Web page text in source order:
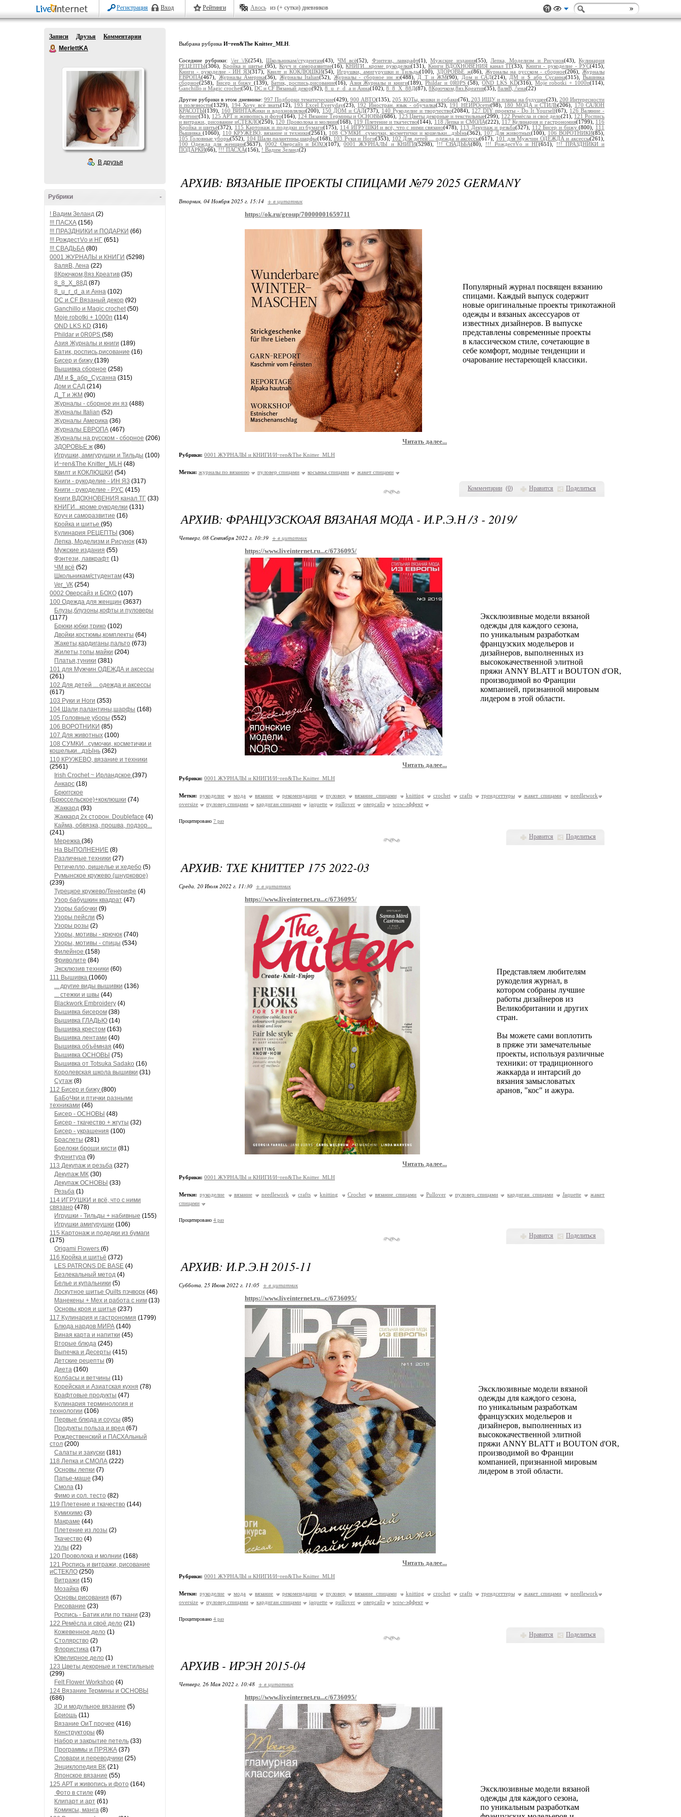
Регистрация Вход Рейтинги Авось из (+ сутки) дневников
Записи Друзья
Комментарии
MerlettKA
В друзья
-
Рубрики
! Вадим Зеланд (2)
!!! ПАСХА (156)
!!! ПРАЗДНИКИ и ПОДАРКИ (66)
!!! РождестVо и НГ (651)
!!! СВАДЬБА (80)
0001 ЖУРНАЛЫ и КНИГИ (5298)
8аляB, /\ена (22)
8Крючком,8яз.Креатив (35)
8_8_Х_88Д (87)
8_u_г_d_a и Анна (102)
DC и CF Вязаный декор (92)
Ganchillo и Magic crochet(50)
Moje robotki + 1000п (114)
OND LKS KD (316)
Phildar и 0R0PS (58)
Азия Журналы и книги (189)
Батик, роспись,рисование (16)
Бисер и бижу (139)
Вышивка сборное (258)
ДМ и $_абр_Сусанна (315)
Дом и САД (214)
Д_Т и ЖМ (90)
Журналы - сборное ин яз (488)
Журналы Italian (52)
Журналы Америка (36)
Журналы ЕВРОПА (467)
Журналы на русском - сборное (206)
ЗДОРОВЬЕ ж (86)
Игрушки, амигурушки и Тильды (100)
И~ren&The Knitter_MLH (48)
Квилт и КОКЛЮШКИ (54)
Книги - рукоделие - ИН ЯЗ (317)
Книги - рукоделие - РУС (415)
Книги ВДОХНОВЕНИЯ канал ТГ (33)
КНИГИ...кроме рукоделки (131)
Коуч и саморазвитие (16)
Кройка и шитье (95)
Кулинария РЕЦЕПТЫ (306)
Лепка, Моделизм и Рисунок (43)
Мужские издания (55)
Фэнтези, лавкрафт (1)
ЧМ всё (52)
Школьникам/студентам (43)
\/еr_\/К (254)
0002 Оверсайз и БОХО (107)
100 Одежда для женщин (3637)
Блузы,блузоны,кофты и пуловеры
(1177)
Брюки,юбки,трико (102)
Двойки,костюмы,комплекты (64)
Жакеты,кардиганы,пальто (673)
Жилеты,топы,майки (204)
Платья,туники (381)
101 для Мужчин ОДЕЖДА и аксессы
(261)
102 Для детей ... одежда и аксессы
(617)
103 Руки и Ноги (353)
104 Шали,палантины,шарфы (168)
105 Головные уборы (552)
106 ВОРОТНИКИ (85)
107 Для животных (100)
108 СУМКИ...сумочки, косметички и
кошельки...дзЫнь (362)
110 КРУЖЕВО, вязание и техники
(2561)
Irish Crochet ~ Ирландское (397)
Анкарс (18)
Брюггское
(Брюссельское)+коклюшки (74)
Жаккард (93)
Жаккард 2х сторон. Doubleface (4)
Кайма, обвязка, прошва, подзор...
(241)
Мережка (36)
На ВЫПОЛНЕНИЕ (8)
Различные техники (27)
Ретичелло, ришелье и хедебо (5)
Румынское кружево (шнурковое)
(239)
Турецкое кружево/Тенерифе (4)
Узор бабушкин квадрат (47)
Узоры бабочки (9)
Узоры пейсли (5)
Узоры розы (2)
Узоры, мотивы - крючок (740)
Узоры, мотивы - спицы (534)
Филейное (158)
Фриволите (84)
Эксклюзив техники (60)
111 Вышивка (1060)
... другие виды вышивки (136)
... стежки и швы (44)
Blackwork Embroidery (4)
Вышивка бисером (38)
Вышивка ГЛАДЬЮ (14)
Вышивка крестом (163)
Вышивка лентами (40)
Вышивка объёмная (46)
Вышивка ОСНОВЫ (75)
Вышивка от Totsuka Sadako (16)
Королевская школа вышивки (31)
Сутаж (8)
112 Бисер и бижу (800)
БаБоЧки и птички разными
техниками (46)
Бисер - ОСНОВЫ (48)
Бисер - ткачество + жгуты (32)
Бисер - украшения (100)
Браслеты (281)
Брелоки броши кисти (81)
Фурнитура (9)
113 Декупаж и резьба (327)
Декупаж МК (30)
Декупаж ОСНОВЫ (33)
Резьба (1)
114 ИГРУШКИ и всё, что с ними
связано (478)
Игрушки - Тильды + набивные (155)
Игрушки амигурушки (106)
115 Картонаж и подедки из бумаги
(175)
Origami Flowers (6)
116 Кройка и шитьё (372)
LES PATRONS DE BASE (4)
Безлекальный метод (4)
Белье и купальники (5)
Лоскутное шитье Quilts пэчворк (46)
Манекены + Мех и работа с ним (13)
Основы кроя и шитья (237)
117 Кулинария и гастрономия (1799)
Блюда нардов МИРА (140)
Виная карта и напитки (45)
Вторые блюда (245)
Выпечка и Десерты (415)
Детские рецепты (9)
Диета (160)
Колбасы и ветчины (11)
Корейская и Азиатская кухня (78)
Крафтовые продукты (47)
Кулинария терминология и
технологии (106)
Первые блюда и соусы (85)
Продукты польза и вред (67)
Рождественский и ПАСХАльный
стол (200)
Салаты и закуски (181)
118 Лепка и СМОЛА (222)
Основы лепки (7)
Папье-маше (34)
Смола (1)
Фимо и сол. тесто (82)
119 Плетение и ткачество (144)
Кумихимо (3)
Макраме (44)
Плетение из лозы (2)
Ткачество (4)
Узлы (22)
120 Проволока и молнии (168)
121 Роспись и витражи, рисование
иСТЕКЛО (250)
Витражи (15)
Мозайка (6)
Основы рисования (67)
Рисование (23)
Роспись - Батик или по ткани (23)
122 Ремёсла и своё дело (21)
Кожевенное дело (1)
Столярство (2)
Флористика (17)
Ювелирное дело (1)
123 Цветы декорные и текстильные
(299)
Felt Flower Workshop (4)
124 Вязание Термины и ОСНОВЫ
(686)
3D и модульное вязание (5)
Бриошь (11)
Вязание ОиТ прочее (416)
Конструкторы (6)
Набор и закрытие петель (33)
Программы и ПРЯЖА (37)
Словари и переводчики (25)
Энциклопедия ВК (21)
Японское вязание (55)
125 АРТ и живопись и фото (164)
Фото в стиле (49)
Клипарт и арт (61)
Комиксы, манга (8)
Выбрана рубрика И~ren&The Knitter_MLH
Соседние рубрики: \/еr_\/К(254), Школьникам/студентам(43),ЧМ всё(52), Фэнтези, лавкрафт(1),Мужские издания(55), Лепка, Моделизм и Рисунок(43),Кулинария
РЕЦЕПТЫ(306), Кройка и шитье(95), Коуч и саморазвитие(16),КНИГИ...кроме рукоделки(131), Книги ВДОХНОВЕНИЯ канал ТГ(33), Книги - рукоделие - РУС(415),
Книги - рукоделие - ИН ЯЗ(317),Квилт и КОКЛЮШКИ(54), Игрушки, амигурушки и Тильды(100),ЗДОРОВЬЕ ж(86), Журналы на русском - сборное(206),Журналы
ЕВРОПА(467), Журналы Америка(36), Журналы Italian(52), Журналы - сборное ин яз(488), Д_Т и ЖМ(90), Дом и САД(214), ДМ и $_абр_Сусанна(315),Вышивка
сборное(258), Бисер и бижу(139),Батик, роспись,рисование(16), Азия Журналы и книги(189), Phildar и 0R0PS(58),OND LKS KD(316), Moje robotki + 1000п(114),
Ganchillo и Magic crochet(50), DC и CF Вязаный декор(92), 8_u_г_d_a и Анна(102), 8_8_Х_88Д(87), 8Крючком,8яз.Креатив(35), 8аляB, /\ена(22)
Другие рубрики в этом дневнике: 997 Подборки тематические(429),900 АВТО(135),205 КОТы, кошки и собаки(76),203 ИЩУ и планы на будущее(23), 200 Интересности
и полезности(1329), 194 Хочу всё знать(12), 193 Excel Everyday(23), 192 Иностран. язык - обучалка(32), 191 НЕЙРОсети(98), 180 МОДА и СТИЛЬ(206),
170 САЛОН
КРАСОТЫ(139), 160 ВИНТАЖики и вдохновлялки(200), 150 ДОМ и САД(737), 140 Рукоделие и творчество(2084), 127 DIY проекты - Do It Yourself(67), 126 Валяние -
фелтинг(31), 125 АРТ и живопись и фото(164), 124 Вязание Термины и ОСНОВЫ(686), 123 Цветы декорные и текстильные(299), 122 Ремёсла и своё дело(21), 121 Роспись
и витражи, рисование иСТЕКЛО(250), 120 Проволока и молнии(168), 119 Плетение и ткачество(144), 118 Лепка и СМОЛА(222), 117 Кулинария и гастрономия(1799), 116
Кройка и шитьё(372), 115 Картонаж и подедки из бумаги(175), 114 ИГРУШКИ и всё, что с ними связано(478), 113 Декупаж и резьба(327), 112 Бисер и бижу(800), 111
Вышивка(1060), 110 КРУЖЕВО, вязание и техники(2561), 108 СУМКИ...сумочки, косметички и кошельки...дзЫнь(362), 107 Для животных(100), 106 ВОРОТНИКИ(85),
105 Головные уборы(552), 104 Шали,палантины,шарфы(168), 103 Руки и Ноги(353), 102 Для детей ... одежда и аксессы(617), 101 для Мужчин ОДЕЖДА и аксессы(261),
100 Одежда для женщин(3637),0002 Оверсайз и БОХО(107),0001 ЖУРНАЛЫ и КНИГИ(5298), !!! СВАДЬБА(80), !!! РождестVо и НГ(651), !!! ПРАЗДНИКИ и
ПОДАРКИ(66), !!! ПАСХА(156), ! Вадим Зеланд(2)
Комментарии (0) Нравится Поделиться
АРХИВ: ВЯЗАНЫЕ ПРОЕКТЫ СПИЦАМИ №79 2025 GERMANY
Вторник, 04 Ноября 2025 г. 15:14 + в цитатник
https://ok.ru/group/70000001659711
Популярный журнал посвящен вязанию
спицами. Каждый выпуск содержит
новые оригинальные проекты трикотажной
одежды и вязаных аксессуаров от
известных дизайнеров. В выпуске
представлены современные проекты
в классическом стиле, сочетающие в
себе комфорт, модные тенденции и
очарование нестареющей классики.
Читать далее...
Рубрики: 0001 ЖУРНАЛЫ и КНИГИ/И~ren&The Knitter_MLH
Метки: журналы по вязанию пуловер спицами косынка спицами жакет спицами
Нравится Поделиться
АРХИВ: ФРАНЦУЗСКОАЯ ВЯЗАНАЯ МОДА - И.Р.Э.Н /3 - 2019/
Четверг, 08 Сентября 2022 г. 10:39 + в цитатник
https://www.liveinternet.ru...c/6736095/
Эксклюзивные модели вязаной
одежды для каждого сезона,
по уникальным разработкам
французских модельеров и
дизайнеров, выполненных из
высококачественной элитной
пряжи ANNY BLATT и BOUTON d'OR,
производимой во Франции
компанией, признанной мировым
лидером в этой области.
Читать далее...
Рубрики: 0001 ЖУРНАЛЫ и КНИГИ/И~ren&The Knitter_MLH
Метки: рукоделие мода вязание рекомендации пуловер вязание спицами knitting crochet crafts трендсеттеры жакет спицами
needlework
oversize
пуловер спицами кардиган спицами jaquette pullover оверсайз wow-эффект
Процитировано 7 раз
Нравится Поделиться
АРХИВ: ТХЕ КНИТТЕР 175 2022-03
Среда, 20 Июля 2022 г. 11:30 + в цитатник
https://www.liveinternet.ru...c/6736095/
Представляем любителям
рукоделия журнал, в
котором собраны лучшие
работы дизайнеров из
Великобритании и других
стран.
Вы можете сами воплотить
в пряже эти замечательные
проекты, используя различные
техники: от традиционного
жаккарда и интарсий до
вязания замысловатых
аранов, "кос" и ажура.
Читать далее...
Рубрики: 0001 ЖУРНАЛЫ и КНИГИ/И~ren&The Knitter_MLH
Метки: рукоделие вязание needlework crafts knitting Crochet вязание спицами Pullover пуловер спицами кардиган спицами Jaquette
жакет
спицами
Процитировано 4 раз
Нравится Поделиться
АРХИВ: И.Р.Э.Н 2015-11
Суббота, 25 Июня 2022 г. 11:05 + в цитатник
https://www.liveinternet.ru...c/6736095/
Эксклюзивные модели вязаной
одежды для каждого сезона,
по уникальным разработкам
французских модельеров и
дизайнеров, выполненных из
высококачественной элитной
пряжи ANNY BLATT и BOUTON d'OR,
производимой во Франции
компанией, признанной мировым
лидером в этой области.
Читать далее...
Рубрики: 0001 ЖУРНАЛЫ и КНИГИ/И~ren&The Knitter_MLH
Метки: рукоделие мода вязание рекомендации пуловер вязание спицами knitting crochet crafts трендсеттеры жакет спицами
needlework
oversize
пуловер спицами кардиган спицами jaquette pullover оверсайз wow-эффект
Процитировано 4 раз
АРХИВ - ИРЭН 2015-04
Четверг, 26 Мая 2022 г. 10:48 + в цитатник
https://www.liveinternet.ru...c/6736095/
Эксклюзивные модели вязаной
одежды для каждого сезона,
по уникальным разработкам